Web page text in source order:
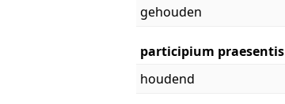
gehouden
participium praesentis
houdend